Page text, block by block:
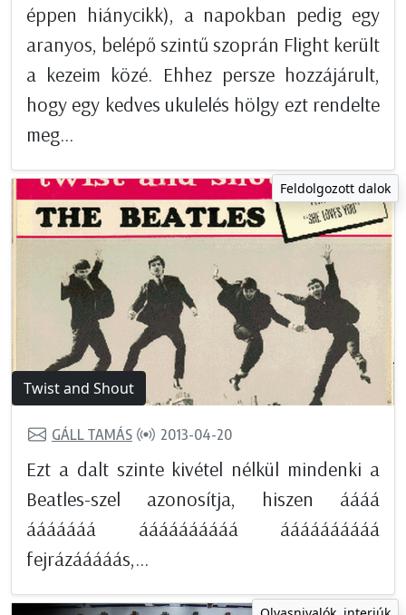
éppen hiánycikk), a napokban pedig egy
aranyos, belépő szintű szoprán Flight került
a kezeim közé. Ehhez persze hozzájárult,
hogy egy kedves ukulelés hölgy ezt rendelte
meg...
Feldolgozott dalok
Twist and Shout
GÁLL TAMÁS 2013-04-20
Ezt a dalt szinte kivétel nélkül mindenki a
Beatles-szel azonosítja, hiszen áááá
ááááááá áááááááááá áááááááááá
fejrázááááás,...